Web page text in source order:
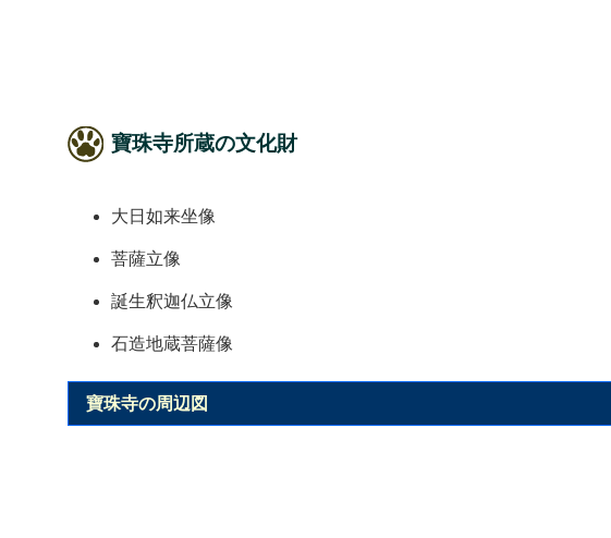
寶珠寺所蔵の文化財
大日如来坐像
菩薩立像
誕生釈迦仏立像
石造地蔵菩薩像
寶珠寺の周辺図